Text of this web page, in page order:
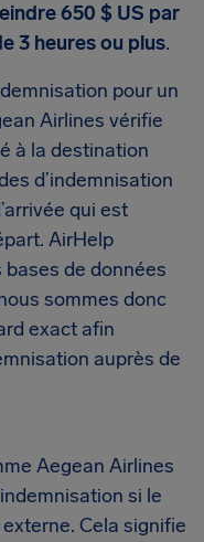
650 $ US par
3 heures ou plus.
pour un
Airlines vérifie
à la destination
d’indemnisation
qui est
AirHelp
bases de données
sommes donc
exact afin
auprès de
Aegean Airlines
si le
Cela signifie